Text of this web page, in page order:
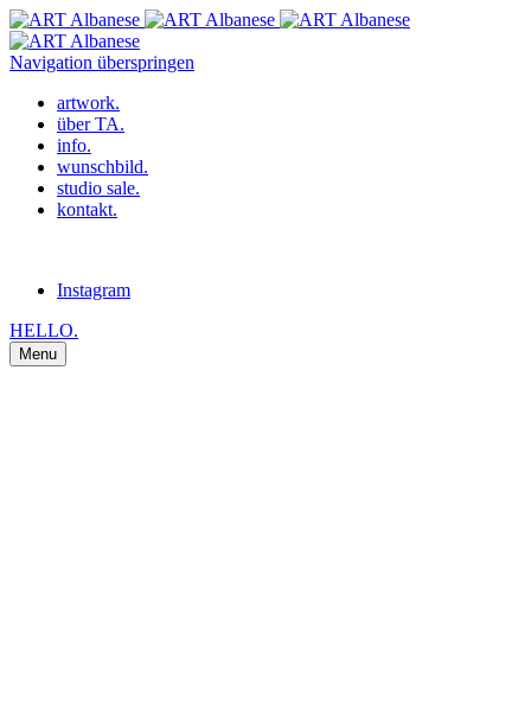
Navigation überspringen
artwork.
über TA.
info.
wunschbild.
studio sale.
kontakt.
Instagram
HELLO.
Menu